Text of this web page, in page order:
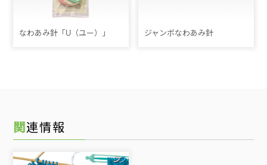
なわあみ針「U（ユー）」 ジャンボなわあみ針
関連情報